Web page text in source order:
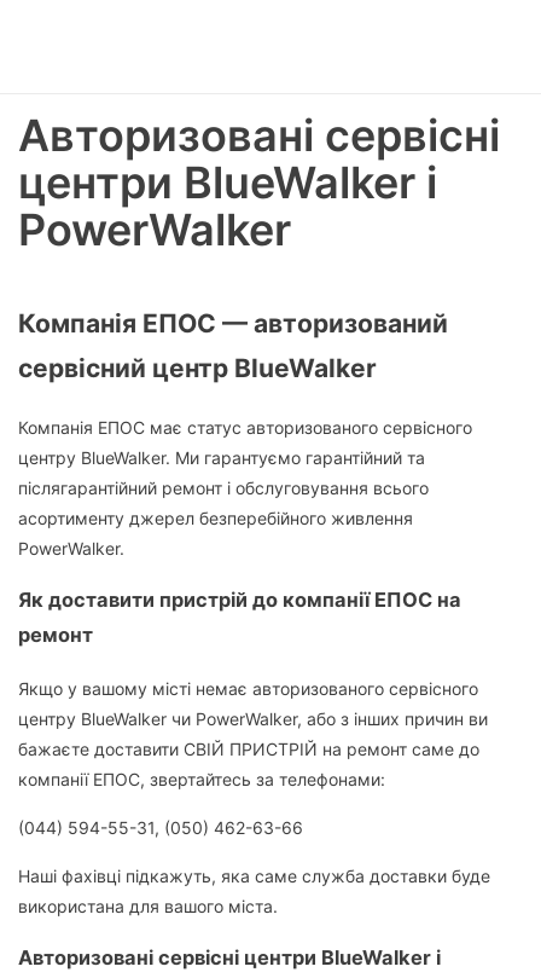
Авторизовані сервісні
центри BlueWalker і
PowerWalker
Компанія ЕПОС — авторизований
сервісний центр BlueWalker
Компанія ЕПОС має статус авторизованого сервісного
центру BlueWalker. Ми гарантуємо гарантійний та
післягарантійний ремонт і обслуговування всього
асортименту джерел безперебійного живлення
PowerWalker.
Як доставити пристрій до компанії ЕПОС на
ремонт
Якщо у вашому місті немає авторизованого сервісного
центру BlueWalker чи PowerWalker, або з інших причин ви
бажаєте доставити СВІЙ ПРИСТРІЙ на ремонт саме до
компанії ЕПОС, звертайтесь за телефонами:
(044) 594-55-31, (050) 462-63-66
Наші фахівці підкажуть, яка саме служба доставки буде
використана для вашого міста.
Авторизовані сервісні центри BlueWalker і